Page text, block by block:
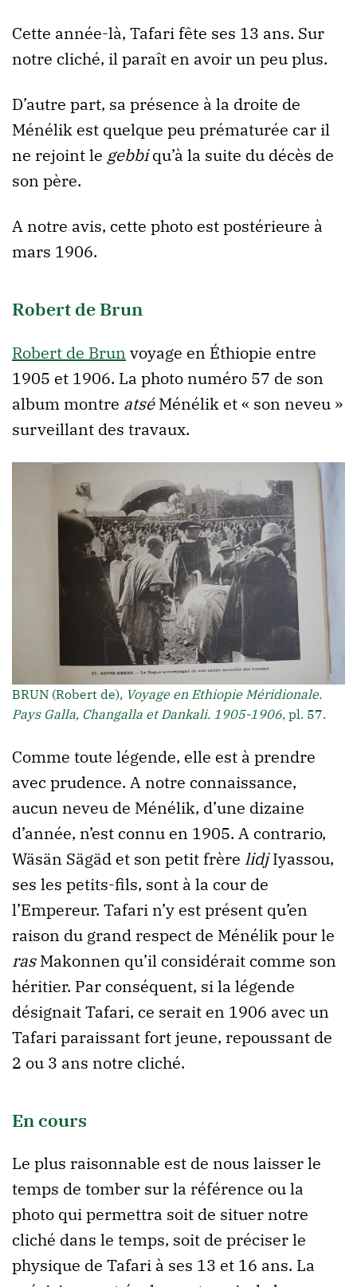
Cette année-là, Tafari fête ses 13 ans. Sur
notre cliché, il paraît en avoir un peu plus.
D’autre part, sa présence à la droite de
Ménélik est quelque peu prématurée car il
ne rejoint le gebbiqu’à la suite du décès de
son père.
A notre avis, cette photo est postérieure à
mars 1906.
Robert de Brun
Robert de Brun voyage en Éthiopie entre
1905 et 1906. La photo numéro 57 de son
album montre atséMénélik et « son neveu »
surveillant des travaux.
BRUN (Robert de), Voyage en Ethiopie Méridionale.
Pays Galla, Changalla et Dankali. 1905-1906, pl. 57.
Comme toute légende, elle est à prendre
avec prudence. A notre connaissance,
aucun neveu de Ménélik, d’une dizaine
d’année, n’est connu en 1905. A contrario,
Wäsän Sägäd et son petit frère lidjIyassou,
ses les petits-fils, sont à la cour de
l’Empereur. Tafari n’y est présent qu’en
raison du grand respect de Ménélik pour le
rasMakonnen qu’il considérait comme son
héritier. Par conséquent, si la légende
désignait Tafari, ce serait en 1906 avec un
Tafari paraissant fort jeune, repoussant de
2 ou 3 ans notre cliché.
En cours
Le plus raisonnable est de nous laisser le
temps de tomber sur la référence ou la
photo qui permettra soit de situer notre
cliché dans le temps, soit de préciser le
physique de Tafari à ses 13 et 16 ans. La